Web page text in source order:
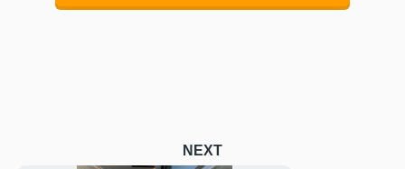
NEXT